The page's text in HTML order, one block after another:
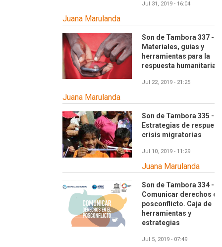
Jul 31, 2019 - 16:04
Juana Marulanda
Son de Tambora 337 -
Materiales, guías y
herramientas para la
respuesta humanitaria
Jul 22, 2019 - 21:25
Juana Marulanda
Son de Tambora 335 -
Estrategias de
crisis migratorias
Jul 10, 2019 - 11:29
Juana Marulanda
Son de Tambora 334 -
Comunicar derechos en
posconflicto. Caja de
herramientas y
estrategias
Jul 5, 2019 - 07:49